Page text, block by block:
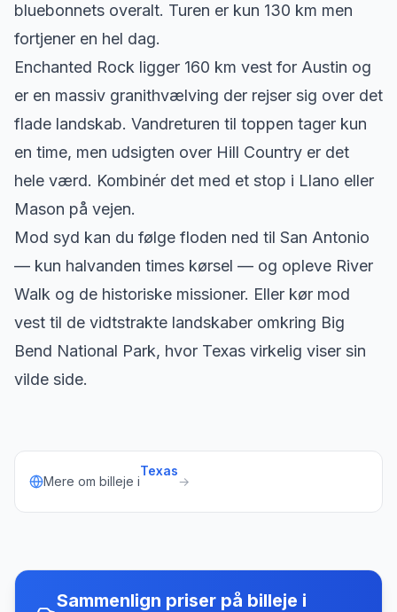
bluebonnets overalt. Turen er kun 130 km men
fortjener en hel dag.
Enchanted Rock ligger 160 km vest for Austin og
er en massiv granithvælving der rejser sig over det
flade landskab. Vandreturen til toppen tager kun
en time, men udsigten over Hill Country er det
hele værd. Kombinér det med et stop i Llano eller
Mason på vejen.
Mod syd kan du følge floden ned til San Antonio
— kun halvanden times kørsel — og opleve River
Walk og de historiske missioner. Eller kør mod
vest til de vidtstrakte landskaber omkring Big
Bend National Park, hvor Texas virkelig viser sin
vilde side.
Mere om billeje i
Texas
→
Sammenlign priser på billeje i